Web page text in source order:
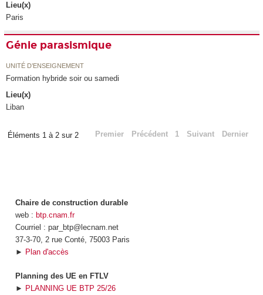
Lieu(x)
Paris
Génie parasismique
UNITÉ D’ENSEIGNEMENT
Formation hybride soir ou samedi
Lieu(x)
Liban
Éléments 1 à 2 sur 2 Premier Précédent 1 Suivant Dernier
Chaire de construction durable
web : btp.cnam.fr
Courriel : par_btp@lecnam.net
37-3-70, 2 rue Conté, 75003 Paris
► Plan d'accès
Planning des UE en FTLV
► PLANNING UE BTP 25/26